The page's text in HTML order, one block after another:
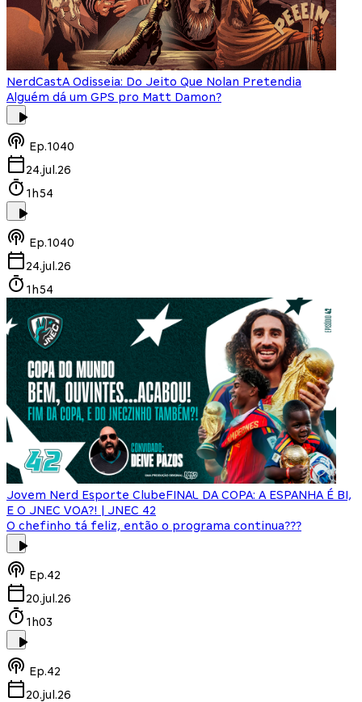
NerdCastA Odisseia: Do Jeito Que Nolan Pretendia
Alguém dá um GPS pro Matt Damon?
Ep.1040
24.jul.26
1h54
Ep.1040
24.jul.26
1h54
Jovem Nerd Esporte ClubeFINAL DA COPA: A ESPANHA É BI,
E O JNEC VOA?! | JNEC 42
O chefinho tá feliz, então o programa continua???
Ep.42
20.jul.26
1h03
Ep.42
20.jul.26